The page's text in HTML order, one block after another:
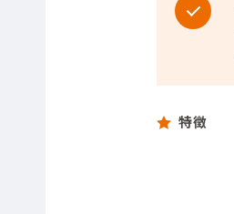
特徴